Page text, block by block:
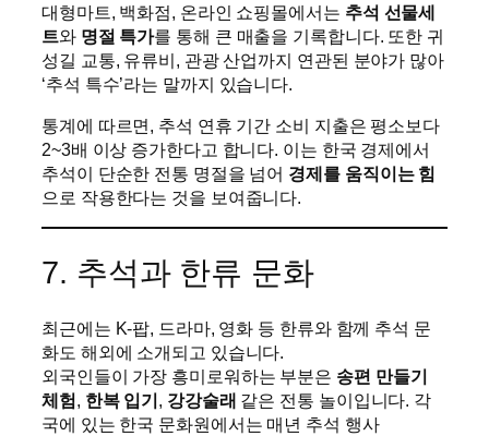
대형마트, 백화점, 온라인 쇼핑몰에서는 추석 선물세
트와 명절 특가를 통해 큰 매출을 기록합니다. 또한 귀
성길 교통, 유류비, 관광 산업까지 연관된 분야가 많아
‘추석 특수’라는 말까지 있습니다.
통계에 따르면, 추석 연휴 기간 소비 지출은 평소보다
2~3배 이상 증가한다고 합니다. 이는 한국 경제에서
추석이 단순한 전통 명절을 넘어 경제를 움직이는 힘
으로 작용한다는 것을 보여줍니다.
7. 추석과 한류 문화
최근에는 K-팝, 드라마, 영화 등 한류와 함께 추석 문
화도 해외에 소개되고 있습니다.
외국인들이 가장 흥미로워하는 부분은 송편 만들기
체험, 한복 입기, 강강술래 같은 전통 놀이입니다. 각
국에 있는 한국 문화원에서는 매년 추석 행사